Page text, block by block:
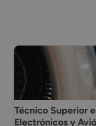
Técnico Superior
Electrónicos y